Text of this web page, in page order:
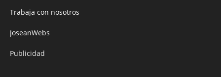
Trabaja con nosotros
JoseanWebs
Publicidad